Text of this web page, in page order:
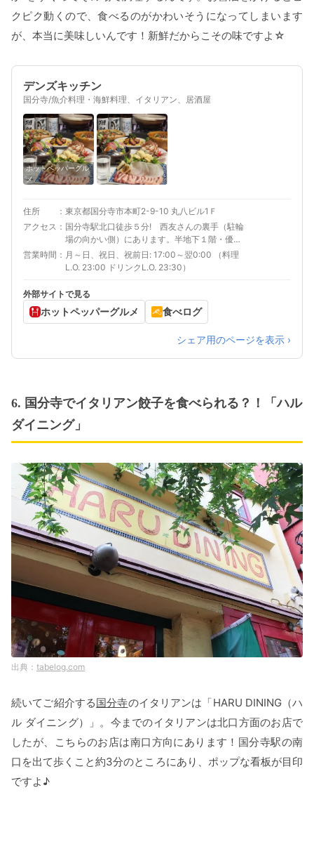
クピク動くので、食べるのがかわいそうになってしまいます
が、本当に美味しいんです！新鮮だからこその味ですよ☆
デンズキッチン
国分寺/魚介料理・海鮮料理、イタリアン、居酒屋
ホットペッパーグル
メ
住所
東京都国分寺市本町2-9-10 丸八ビル1Ｆ
アクセス
国分寺駅北口徒歩５分! 西友さんの裏手（駐輪
場の向かい側）にあります。半地下１階・優し
い灯りが目印っ♪
営業時間
月～日、祝日、祝前日: 17:00～翌0:00 （料理
L.O. 23:00 ドリンクL.O. 23:30）
外部サイトで見る
ホットペッパーグルメ 食べログ
シェア用のページを表示 ›
6. 国分寺でイタリアン餃子を食べられる？！「ハル
ダイニング」
tabelog.com
続いてご紹介する国分寺のイタリアンは「HARU DINING（ハ
ル ダイニング）」。今までのイタリアンは北口方面のお店で
したが、こちらのお店は南口方向にあります！国分寺駅の南
口を出て歩くこと約3分のところにあり、ポップな看板が目印
ですよ♪